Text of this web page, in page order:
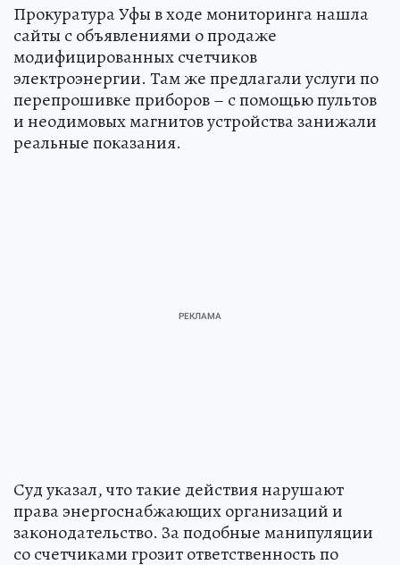
Прокуратура Уфы в ходе мониторинга нашла
сайты с объявлениями о продаже
модифицированных счетчиков
электроэнергии. Там же предлагали услуги по
перепрошивке приборов – с помощью пультов
и неодимовых магнитов устройства занижали
реальные показания.
Суд указал, что такие действия нарушают
права энергоснабжающих организаций и
законодательство. За подобные манипуляции
со счетчиками грозит ответственность по